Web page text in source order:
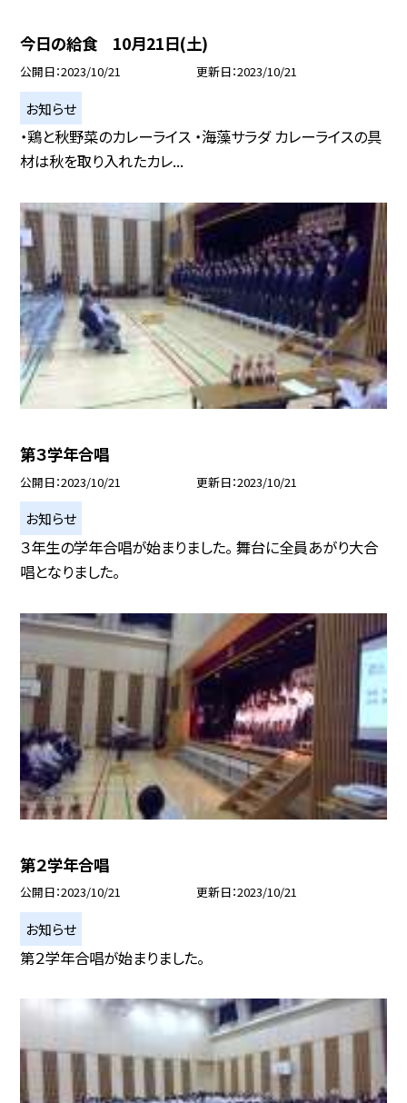
今日の給食 10月21日(土)
公開日 2023/10/21 更新日 2023/10/21
お知らせ
・鶏と秋野菜のカレーライス ・海藻サラダ カレーライスの具
材は秋を取り入れたカレ...
第３学年合唱
公開日 2023/10/21 更新日 2023/10/21
お知らせ
３年生の学年合唱が始まりました。 舞台に全員あがり大合
唱となりました。
第２学年合唱
公開日 2023/10/21 更新日 2023/10/21
お知らせ
第２学年合唱が始まりました。